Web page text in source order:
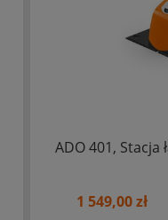
ADO 401, Stacja
1 549,00 zł